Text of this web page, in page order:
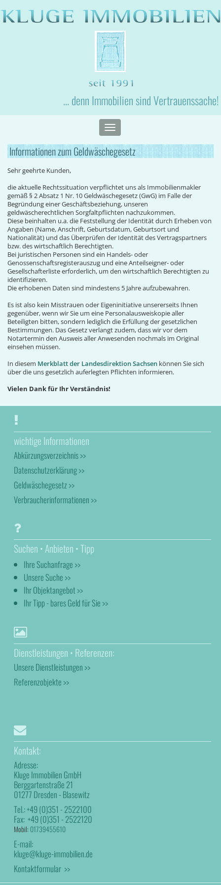
... denn Immobilien sind Vertrauenssache!
Toggle
navigation
Informationen zum Geldwäschegesetz
Sehr geehrte Kunden,
die aktuelle Rechtssituation verpflichtet uns als Immobilienmakler
gemäß § 2 Absatz 1 Nr. 10 Geldwäschegesetz (GwG) im Falle der
Begründung einer Geschäftsbeziehung, unseren
geldwäscherechtlichen Sorgfaltpflichten nachzukommen.
Diese beinhalten u.a. die Feststellung der Identität durch Erheben von
Angaben (Name, Anschrift, Geburtsdatum, Geburtsort und
Nationalität) und das Überprüfen der Identität des Vertragspartners
bzw. des wirtschaftlich Berechtigten.
Bei juristischen Personen sind ein Handels- oder
Genossenschaftsregisterauszug und eine Anteilseigner- oder
Gesellschafterliste erforderlich, um den wirtschaftlich Berechtigten zu
identifizieren.
Die erhobenen Daten sind mindestens 5 Jahre aufzubewahren.
Es ist also kein Misstrauen oder Eigeninitiative unsererseits Ihnen
gegenüber, wenn wir Sie um eine Personalausweiskopie aller
Beteiligten bitten, sondern lediglich die Erfüllung der gesetzlichen
Bestimmungen. Das Gesetz verlangt zudem, dass wir vor dem
Notartermin den Ausweis aller Anwesenden nochmals im Original
einsehen müssen.
In diesem Merkblatt der Landesdirektion Sachsenkönnen Sie sich
über die uns gesetzlich auferlegten Pflichten informieren.
Vielen Dank für Ihr Verständnis!
wichtige Informationen
Abkürzungsverzeichnis >>
Datenschutzerklärung >>
Geldwäschegesetz >>
Verbraucherinformationen >>
Suchen • Anbieten • Tipp
Ihre Suchanfrage >>
Unsere Suche >>
Ihr Objektangebot >>
Ihr Tipp - bares Geld für Sie >>
Dienstleistungen • Referenzen:
Unsere Dienstleistungen >>
Referenzobjekte >>
Kontakt:
Adresse:
Kluge Immobilien GmbH
Berggartenstraße 21
01277 Dresden - Blasewitz
Tel.:+49 (0)351 - 2522100
Fax:+49 (0)351 - 2522120
Mobil: 01739455610
E-mail:
kluge@kluge-immobilien.de
Kontaktformular >>